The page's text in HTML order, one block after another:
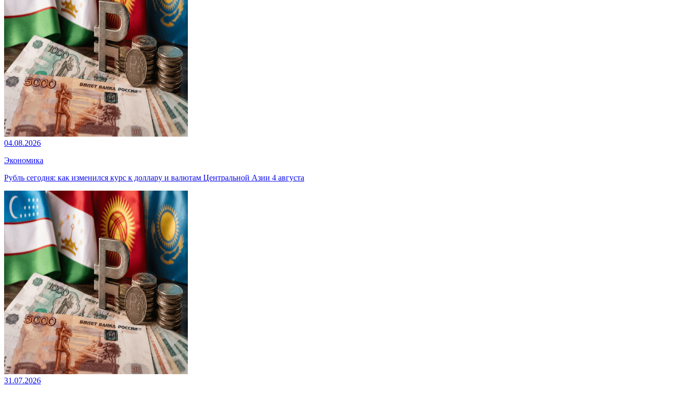
04.08.2026
Экономика
Рубль сегодня: как изменился курс к доллару и валютам Центральной Азии 4 августа
31.07.2026